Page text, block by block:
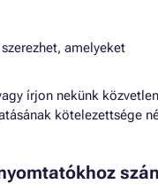
szerezhet, amelyeket
írjon nekünk
kötelezettsége